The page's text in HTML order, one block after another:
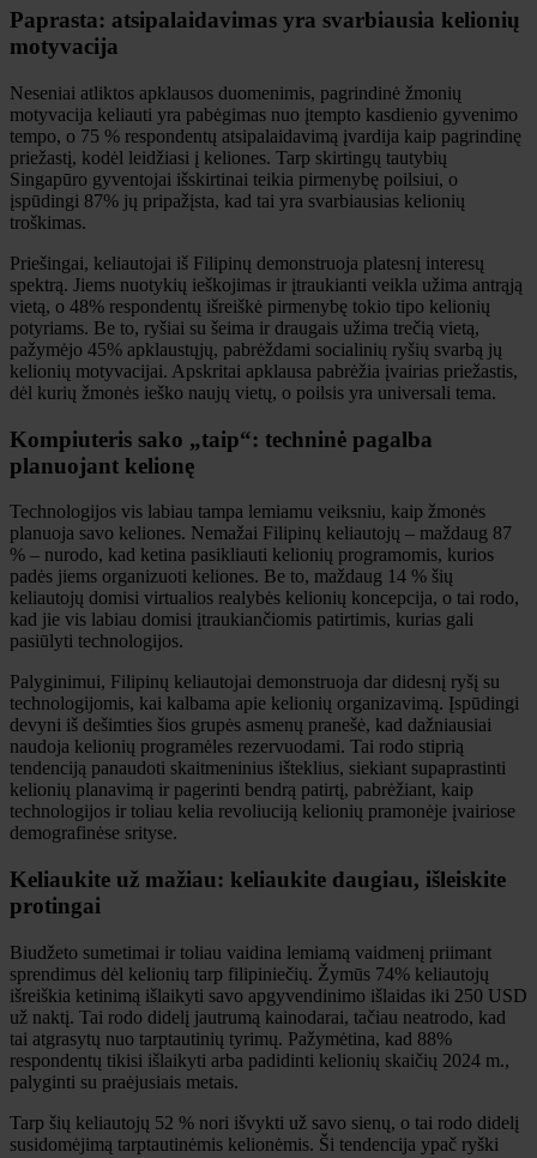
Paprasta: atsipalaidavimas yra svarbiausia kelionių
motyvacija
Neseniai atliktos apklausos duomenimis, pagrindinė žmonių
motyvacija keliauti yra pabėgimas nuo įtempto kasdienio gyvenimo
tempo, o 75 % respondentų atsipalaidavimą įvardija kaip pagrindinę
priežastį, kodėl leidžiasi į keliones. Tarp skirtingų tautybių
Singapūro gyventojai išskirtinai teikia pirmenybę poilsiui, o
įspūdingi 87% jų pripažįsta, kad tai yra svarbiausias kelionių
troškimas.
Priešingai, keliautojai iš Filipinų demonstruoja platesnį interesų
spektrą. Jiems nuotykių ieškojimas ir įtraukianti veikla užima antrąją
vietą, o 48% respondentų išreiškė pirmenybę tokio tipo kelionių
potyriams. Be to, ryšiai su šeima ir draugais užima trečią vietą,
pažymėjo 45% apklaustųjų, pabrėždami socialinių ryšių svarbą jų
kelionių motyvacijai. Apskritai apklausa pabrėžia įvairias priežastis,
dėl kurių žmonės ieško naujų vietų, o poilsis yra universali tema.
Kompiuteris sako „taip“: techninė pagalba
planuojant kelionę
Technologijos vis labiau tampa lemiamu veiksniu, kaip žmonės
planuoja savo keliones. Nemažai Filipinų keliautojų – maždaug 87
% – nurodo, kad ketina pasikliauti kelionių programomis, kurios
padės jiems organizuoti keliones. Be to, maždaug 14 % šių
keliautojų domisi virtualios realybės kelionių koncepcija, o tai rodo,
kad jie vis labiau domisi įtraukiančiomis patirtimis, kurias gali
pasiūlyti technologijos.
Palyginimui, Filipinų keliautojai demonstruoja dar didesnį ryšį su
technologijomis, kai kalbama apie kelionių organizavimą. Įspūdingi
devyni iš dešimties šios grupės asmenų pranešė, kad dažniausiai
naudoja kelionių programėles rezervuodami. Tai rodo stiprią
tendenciją panaudoti skaitmeninius išteklius, siekiant supaprastinti
kelionių planavimą ir pagerinti bendrą patirtį, pabrėžiant, kaip
technologijos ir toliau kelia revoliuciją kelionių pramonėje įvairiose
demografinėse srityse.
Keliaukite už mažiau: keliaukite daugiau, išleiskite
protingai
Biudžeto sumetimai ir toliau vaidina lemiamą vaidmenį priimant
sprendimus dėl kelionių tarp filipiniečių. Žymūs 74% keliautojų
išreiškia ketinimą išlaikyti savo apgyvendinimo išlaidas iki 250 USD
už naktį. Tai rodo didelį jautrumą kainodarai, tačiau neatrodo, kad
tai atgrasytų nuo tarptautinių tyrimų. Pažymėtina, kad 88%
respondentų tikisi išlaikyti arba padidinti kelionių skaičių 2024 m.,
palyginti su praėjusiais metais.
Tarp šių keliautojų 52 % nori išvykti už savo sienų, o tai rodo didelį
susidomėjimą tarptautinėmis kelionėmis. Ši tendencija ypač ryški